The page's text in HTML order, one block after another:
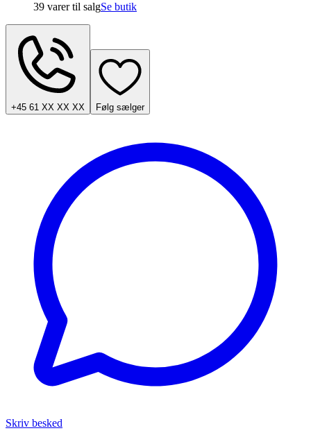
39 varertil salgSe butik
+45 61 XX XX XX Følg sælger
Skriv besked